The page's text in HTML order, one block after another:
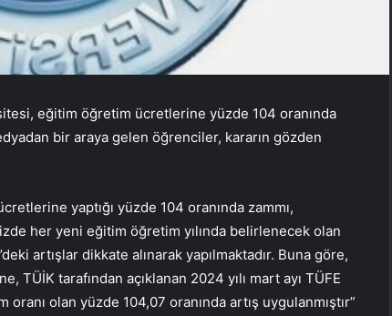
eğitim öğretim ücretlerine yüzde 104 oranında
bir araya gelen öğrenciler, kararın gözden
yaptığı yüzde 104 oranında zammı,
her yeni eğitim öğretim yılında belirlenecek olan
artışlar dikkate alınarak yapılmaktadır. Buna göre,
tarafından açıklanan 2024 yılı mart ayı TÜFE
olan yüzde 104,07 oranında artış uygulanmıştır”